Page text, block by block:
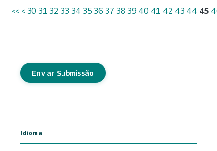
<< < 30 31 32 33 34 35 36 37 38 39 40 41 42 43 44 45
Enviar Submissão
Idioma